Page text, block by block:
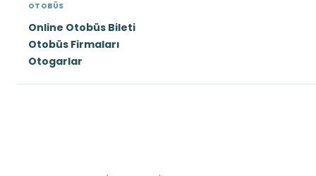
OTOBÜS
Online Otobüs Bileti
Otobüs Firmaları
Otogarlar